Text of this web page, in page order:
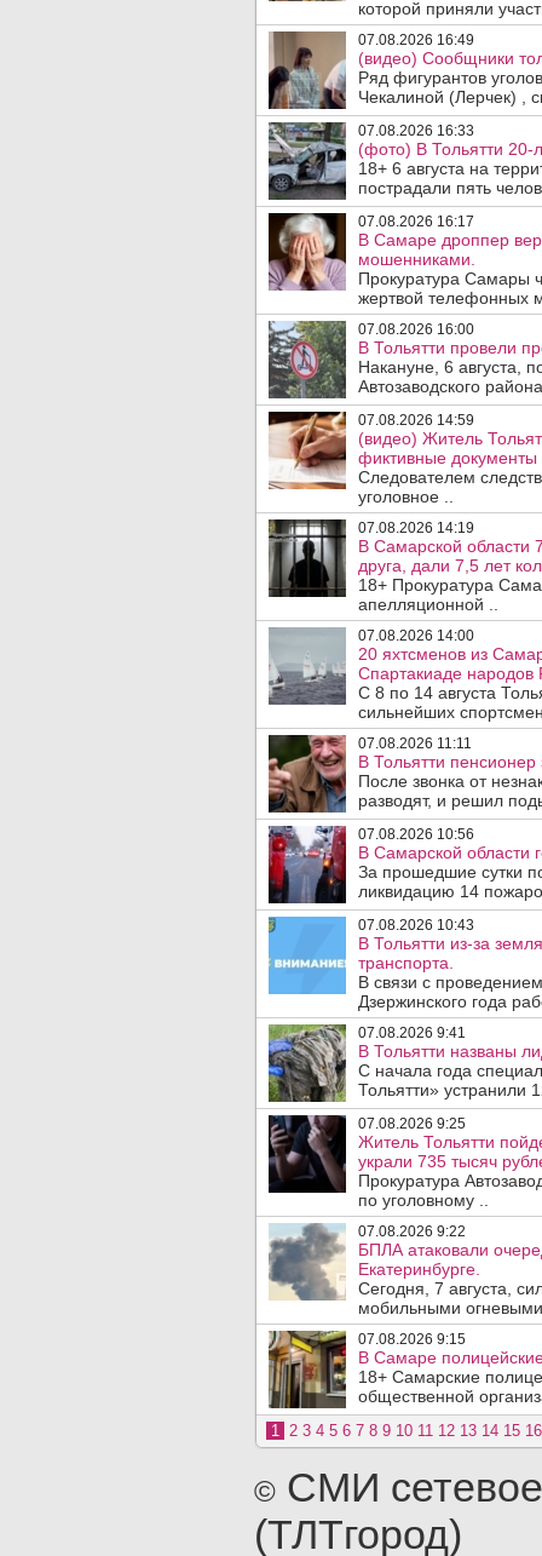
которой приняли
07.08.2026 16:49
(видео) Сообщники
Ряд фигурантов
Чекалиной (Лерчек) ,
07.08.2026 16:33
(фото) В Тольятти 20-
18+ 6 августа на
пострадали пять
07.08.2026 16:17
В Самаре дроппер
мошенниками.
Прокуратура Самары
жертвой телефонных
07.08.2026 16:00
В Тольятти провели
Накануне, 6 августа,
Автозаводского
07.08.2026 14:59
(видео) Житель
фиктивные документы
Следователем
уголовное ..
07.08.2026 14:19
В Самарской области
друга, дали 7,5 лет
18+ Прокуратура
апелляционной ..
07.08.2026 14:00
20 яхтсменов из
Спартакиаде народов
С 8 по 14 августа
сильнейших
07.08.2026 11:11
В Тольятти
После звонка от
разводят, и решил
07.08.2026 10:56
В Самарской области
За прошедшие сутки
ликвидацию 14
07.08.2026 10:43
В Тольятти из-за
транспорта.
В связи с
Дзержинского года
07.08.2026 9:41
В Тольятти названы
С начала года
Тольятти» устранили
07.08.2026 9:25
Житель Тольятти
украли 735 тысяч
Прокуратура
по уголовному ..
07.08.2026 9:22
БПЛА атаковали
Екатеринбурге.
Сегодня, 7 августа,
мобильными
07.08.2026 9:15
В Самаре
18+ Самарские
общественной
1 2 3 4 5 6 7 8 9 10 11 12 13 14 15 16
© СМИ
(ТЛТгород)